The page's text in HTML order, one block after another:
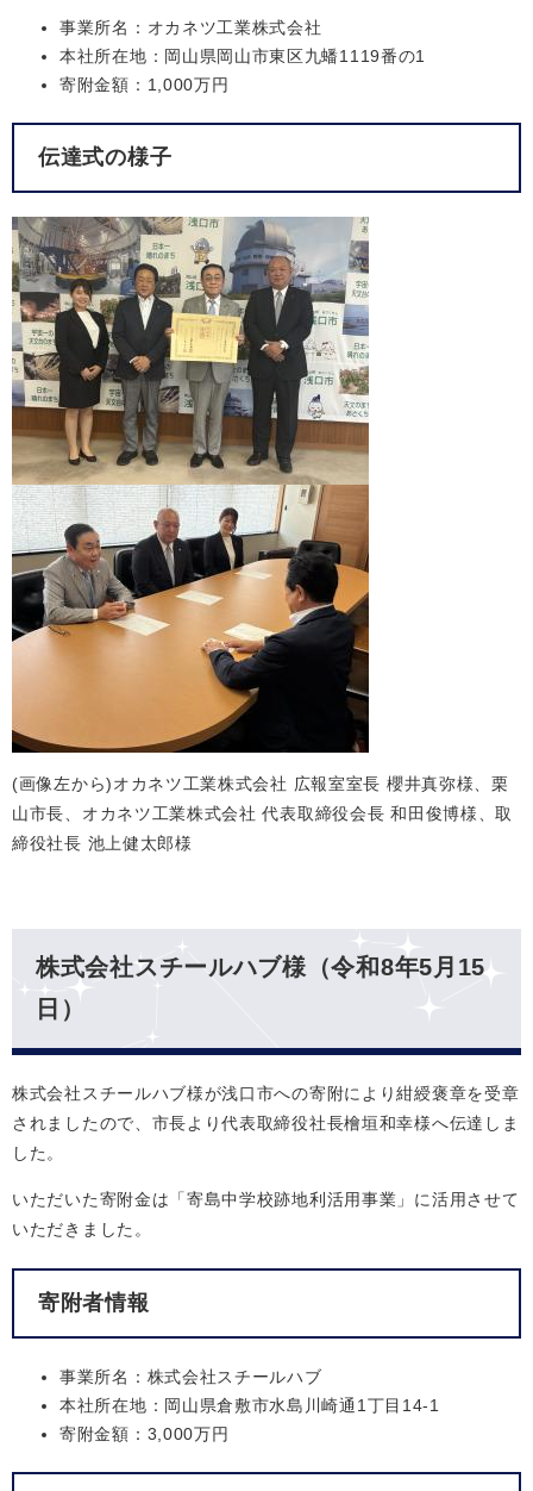
事業所名：オカネツ工業株式会社
本社所在地：岡山県岡山市東区九蟠1119番の1
寄附金額：1,000万円
伝達式の様子
(画像左から)オカネツ工業株式会社 広報室室長 櫻井真弥様、栗
山市長、オカネツ工業株式会社 代表取締役会長 和田俊博様、取
締役社長 池上健太郎様
株式会社スチールハブ様（令和8年5月15
日）
株式会社スチールハブ様が浅口市への寄附により紺綬褒章を受章
されましたので、市長より代表取締役社長檜垣和幸様へ伝達しま
した。
いただいた寄附金は「寄島中学校跡地利活用事業」に活用させて
いただきました。
寄附者情報
事業所名：株式会社スチールハブ
本社所在地：岡山県倉敷市水島川崎通1丁目14-1
寄附金額：3,000万円